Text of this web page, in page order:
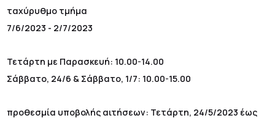
ταχύρυθμο τμήμα
7/6/2023 - 2/7/2023
Τετάρτη με Παρασκευή: 10.00-14.00
Σάββατο, 24/6 & Σάββατο, 1/7: 10.00-15.00
προθεσμία υποβολής αιτήσεων: Τετάρτη, 24/5/2023 έως